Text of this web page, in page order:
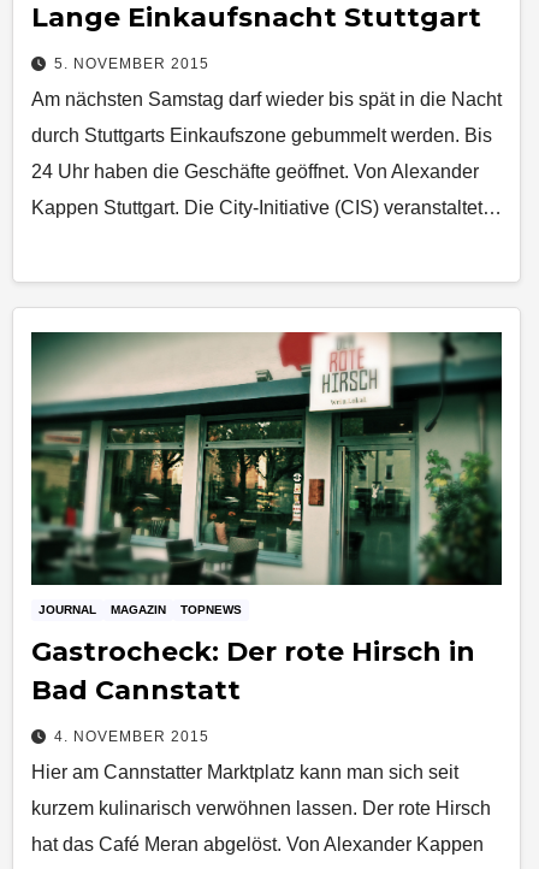
Lange Einkaufsnacht Stuttgart
5. NOVEMBER 2015
Am nächsten Samstag darf wieder bis spät in die Nacht
durch Stuttgarts Einkaufszone gebummelt werden. Bis
24 Uhr haben die Geschäfte geöffnet. Von Alexander
Kappen Stuttgart. Die City-Initiative (CIS) veranstaltet…
JOURNAL MAGAZIN TOPNEWS
Gastrocheck: Der rote Hirsch in
Bad Cannstatt
4. NOVEMBER 2015
Hier am Cannstatter Marktplatz kann man sich seit
kurzem kulinarisch verwöhnen lassen. Der rote Hirsch
hat das Café Meran abgelöst. Von Alexander Kappen